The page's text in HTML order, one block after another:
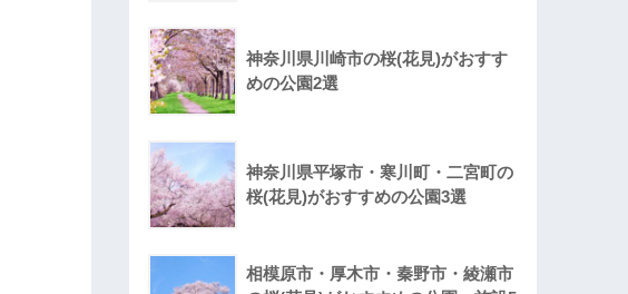
神奈川県川崎市の桜(花見)がおすす
めの公園2選
神奈川県平塚市・寒川町・二宮町の
桜(花見)がおすすめの公園3選
相模原市・厚木市・秦野市・綾瀬市